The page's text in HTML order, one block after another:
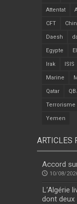
Attentat
CFT
Daesh
Egypte EI
Irak ISIS
Marine
Qatar
Terrorisme
Yemen
ARTICLES
Accord
10/08/
L’Algérie
dont